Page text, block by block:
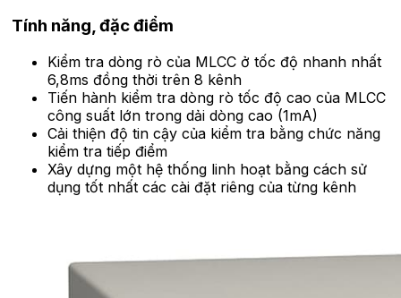
Tính năng, đặc điểm
Kiểm tra dòng rò của MLCC ở tốc độ nhanh nhất
6,8ms đồng thời trên 8 kênh
Tiến hành kiểm tra dòng rò tốc độ cao của MLCC
công suất lớn trong dải dòng cao (1mA)
Cải thiện độ tin cậy của kiểm tra bằng chức năng
kiểm tra tiếp điểm
Xây dựng một hệ thống linh hoạt bằng cách sử
dụng tốt nhất các cài đặt riêng của từng kênh